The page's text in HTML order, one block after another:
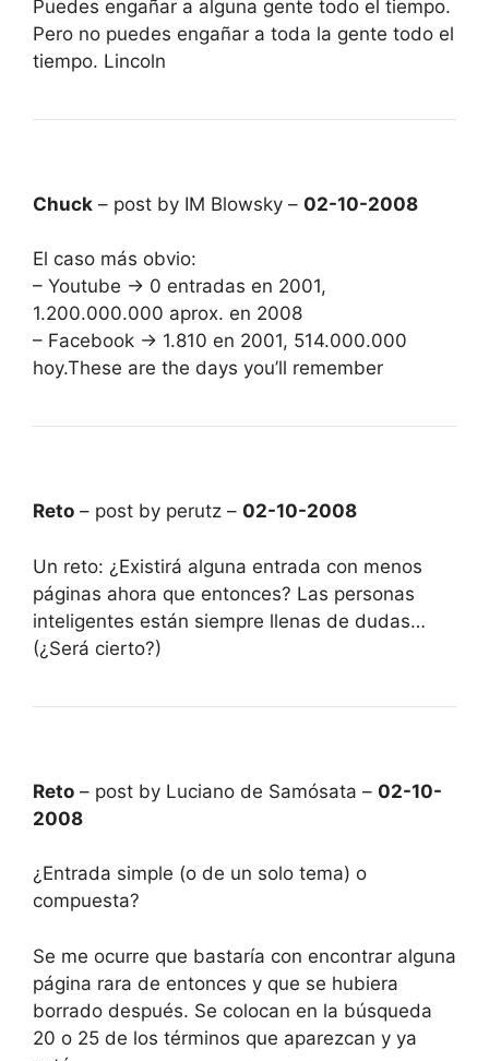
Puedes engañar a alguna gente todo el tiempo.
Pero no puedes engañar a toda la gente todo el
tiempo. Lincoln
Chuck – post by IM Blowsky – 02-10-2008
El caso más obvio:
– Youtube -> 0 entradas en 2001,
1.200.000.000 aprox. en 2008
– Facebook -> 1.810 en 2001, 514.000.000
hoy.These are the days you’ll remember
Reto – post by perutz – 02-10-2008
Un reto: ¿Existirá alguna entrada con menos
páginas ahora que entonces? Las personas
inteligentes están siempre llenas de dudas…
(¿Será cierto?)
Reto – post by Luciano de Samósata – 02-10-
2008
¿Entrada simple (o de un solo tema) o
compuesta?
Se me ocurre que bastaría con encontrar alguna
página rara de entonces y que se hubiera
borrado después. Se colocan en la búsqueda
20 o 25 de los términos que aparezcan y ya